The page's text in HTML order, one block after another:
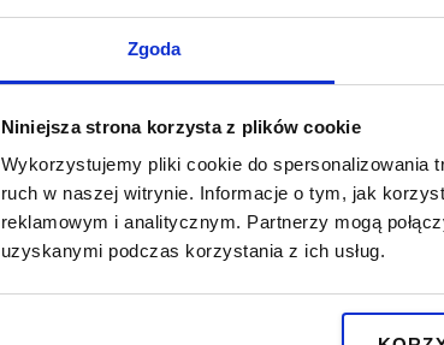
Zgoda
Niniejsza strona korzysta z plików cookie
Wykorzystujemy pliki cookie do spersonalizowania
ruch w naszej witrynie. Informacje o tym, jak
reklamowym i analitycznym. Partnerzy mogą
uzyskanymi podczas korzystania z ich usług.